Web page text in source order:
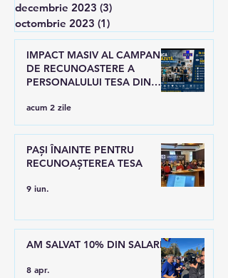
decembrie 2023 (3)
octombrie 2023 (1)
IMPACT MASIV AL CAMPANIEI
DE RECUNOASTERE A
PERSONALULUI TESA DIN
acum 2 zile
PAȘI ÎNAINTE PENTRU
RECUNOAȘTEREA TESA
9 iun.
AM SALVAT 10% DIN SALARII
8 apr.